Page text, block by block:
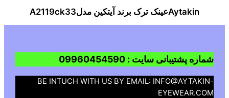
Aytakinعینک ترک برند آیتکین مدلA2119ck33
شماره پشتیبانی سایت : 09960454590
BE INTUCH WITH US BY EMAIL: INFO@AYTAKIN-
EYEWEAR.COM